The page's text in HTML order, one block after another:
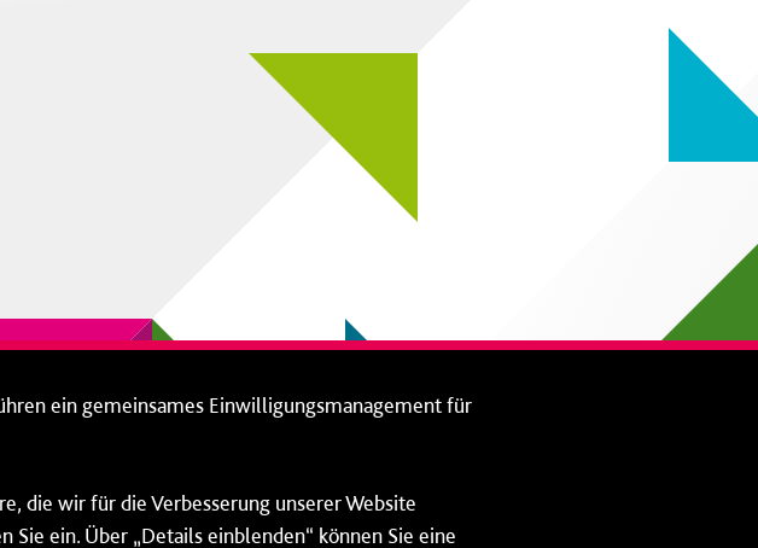
ein gemeinsames Einwilligungsmanagement für
die wir für die Verbesserung unserer Website
ein. Über „Details einblenden“ können Sie eine